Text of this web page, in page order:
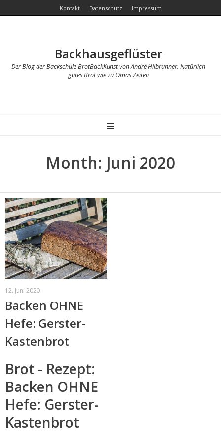
Kontakt Datenschutz Impressum
Backhausgeflüster
Der Blog der Backschule BrotBackKunst von André Hilbrunner. Natürlich
gutes Brot wie zu Omas Zeiten
MENU
Month: Juni 2020
12. Juni 2020
Backen OHNE
Hefe: Gerster-
Kastenbrot
Brot - Rezept:
Backen OHNE
Hefe: Gerster-
Kastenbrot